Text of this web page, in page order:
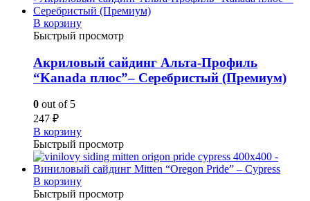
В корзину
Быстрый просмотр
Акриловый сайдинг Альта-Профиль
“Kanada плюс”– Серебристый (Премиум)
0 out of 5
247 ₽
В корзину
Быстрый просмотр
В корзину
Быстрый просмотр